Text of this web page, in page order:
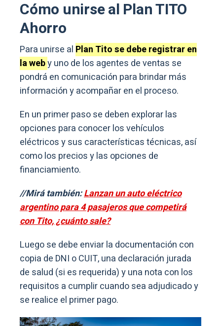
Cómo unirse al Plan TITO
Ahorro
Para unirse al Plan Tito se debe registrar en
la weby uno de los agentes de ventas se
pondrá en comunicación para brindar más
información y acompañar en el proceso.
En un primer paso se deben explorar las
opciones para conocer los vehículos
eléctricos y sus características técnicas, así
como los precios y las opciones de
financiamiento.
//Mirá también:Lanzan un auto eléctrico
argentino para 4 pasajeros que competirá
con Tito, ¿cuánto sale?
Luego se debe enviar la documentación con
copia de DNI o CUIT, una declaración jurada
de salud (si es requerida) y una nota con los
requisitos a cumplir cuando sea adjudicado y
se realice el primer pago.